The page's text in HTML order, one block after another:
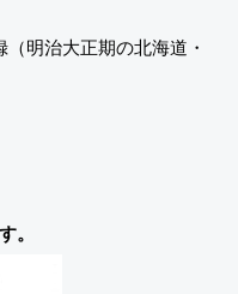
明治大正期の北海道・
。